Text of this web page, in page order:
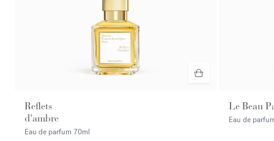
Reflets
d'ambre
Eau de parfum 70ml
Le Beau
Eau de